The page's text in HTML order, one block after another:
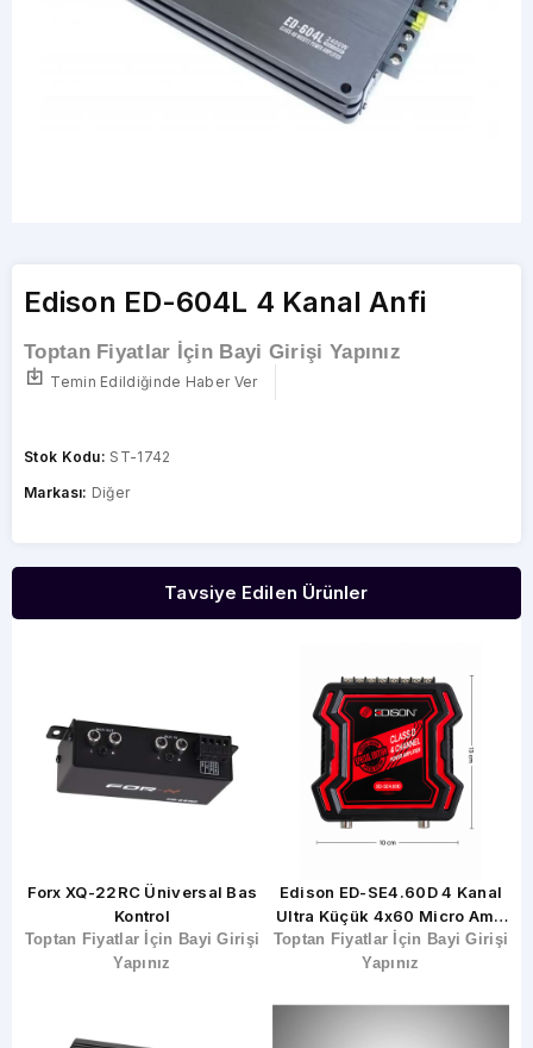
Edison ED-604L 4 Kanal Anfi
Toptan Fiyatlar İçin Bayi Girişi Yapınız
Temin Edildiğinde Haber Ver
Stok Kodu: ST-1742
Markası: Diğer
Tavsiye Edilen Ürünler
Forx XQ-22RC Üniversal Bas
Kontrol
Toptan Fiyatlar İçin Bayi Girişi
Yapınız
Edison ED-SE4.60D 4 Kanal
Ultra Küçük 4x60 Micro Amfi
128x101x42mm
Toptan Fiyatlar İçin Bayi Girişi
Yapınız